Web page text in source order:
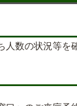
数の状況等を